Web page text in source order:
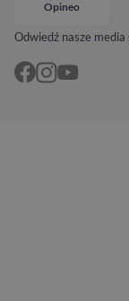
Odwiedź nasze media
Opineo